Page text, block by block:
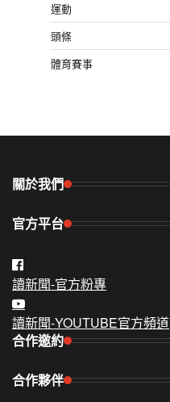
運動
頭條
體育賽事
關於我們
官方平台
讀新聞-官方粉專
讀新聞-YOUTUBE官方頻道
合作邀約
合作夥伴